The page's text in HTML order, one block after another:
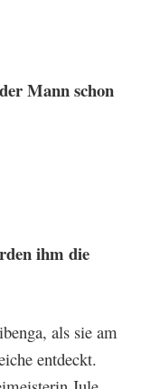
Mann schon
ihm die
als sie am
entdeckt.